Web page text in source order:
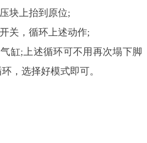
块上抬到原位;
关，循环上述动作;
缸;上述循环可不用再次塌下脚
，选择好模式即可。